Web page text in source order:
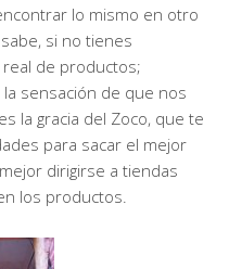
lo mismo en otro
si no tienes
de productos;
sensación de que nos
la gracia del Zoco, que te
para sacar el mejor
dirigirse a tiendas
los productos.